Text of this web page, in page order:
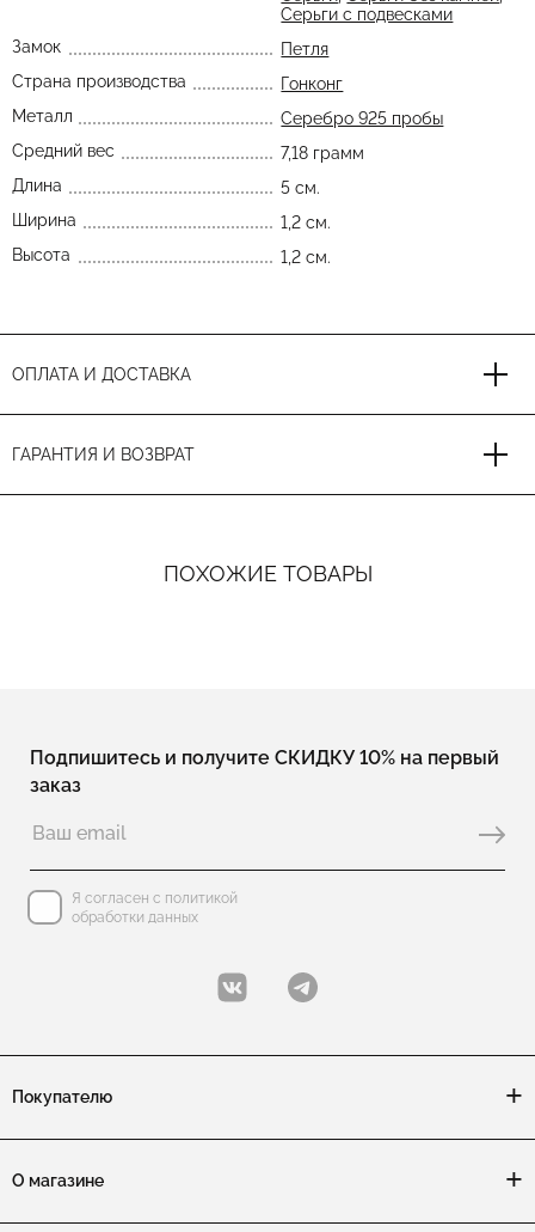
Серьги с подвесками
Замок
Петля
Страна производства
Гонконг
Металл
Серебро 925 пробы
Средний вес
7,18 грамм
Длина
5 см.
Ширина
1,2 см.
Высота
1,2 см.
ОПЛАТА И ДОСТАВКА
ГАРАНТИЯ И ВОЗВРАТ
ПОХОЖИЕ ТОВАРЫ
Подпишитесь и получите СКИДКУ 10% на первый
заказ
Я согласен с политикой
обработки данных
Покупателю
О магазине